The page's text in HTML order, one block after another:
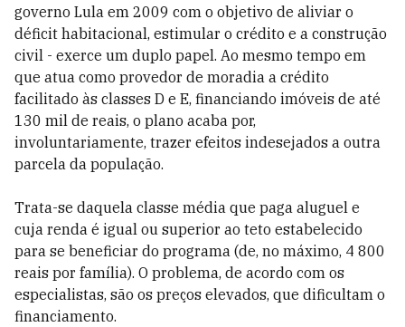
governo Lula em 2009 com o objetivo de aliviar o
déficit habitacional, estimular o crédito e a construção
civil - exerce um duplo papel. Ao mesmo tempo em
que atua como provedor de moradia a crédito
facilitado às classes D e E, financiando imóveis de até
130 mil de reais, o plano acaba por,
involuntariamente, trazer efeitos indesejados a outra
parcela da população.
Trata-se daquela classe média que paga aluguel e
cuja renda é igual ou superior ao teto estabelecido
para se beneficiar do programa (de, no máximo, 4 800
reais por família). O problema, de acordo com os
especialistas, são os preços elevados, que dificultam o
financiamento.